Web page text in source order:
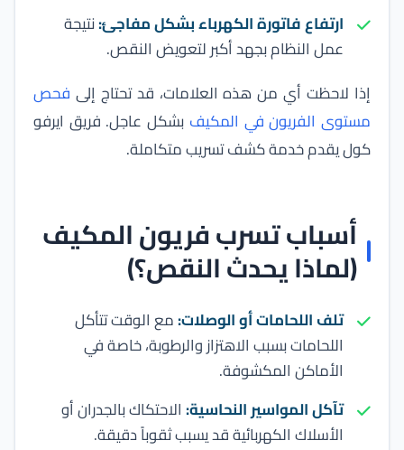
ارتفاع فاتورة الكهرباء بشكل مفاجئ:نتيجة
عمل النظام بجهد أكبر لتعويض النقص.
إذا لاحظت أي من هذه العلامات، قد تحتاج إلى فحص
مستوى الفريون في المكيف بشكل عاجل. فريق ايرفو
كول يقدم خدمة كشف تسريب متكاملة.
أسباب تسرب فريون المكيف
(لماذا يحدث النقص؟)
تلف اللحامات أو الوصلات:مع الوقت تتأكل
اللحامات بسبب الاهتزاز والرطوبة، خاصة في
الأماكن المكشوفة.
تآكل المواسير النحاسية:الاحتكاك بالجدران أو
الأسلاك الكهربائية قد يسبب ثقوباً دقيقة.